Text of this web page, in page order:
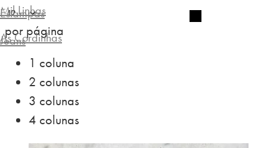
Estampas
Jeans
Mil Linhas
As Cordinhas
por página
1 coluna
2 colunas
3 colunas
4 colunas